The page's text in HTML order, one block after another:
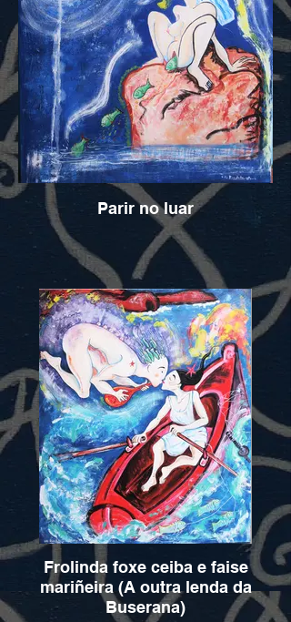
Parir no luar
Frolinda foxe ceiba e faise
mariñeira (A outra lenda da
Buserana)